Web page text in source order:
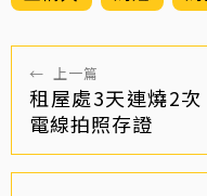
← 上一篇
租屋處3天連燒2
電線拍照存證